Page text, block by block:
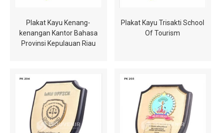
Plakat Kayu Kenang-
kenangan Kantor Bahasa
Provinsi Kepulauan Riau
Plakat Kayu Trisakti School
Of Tourism